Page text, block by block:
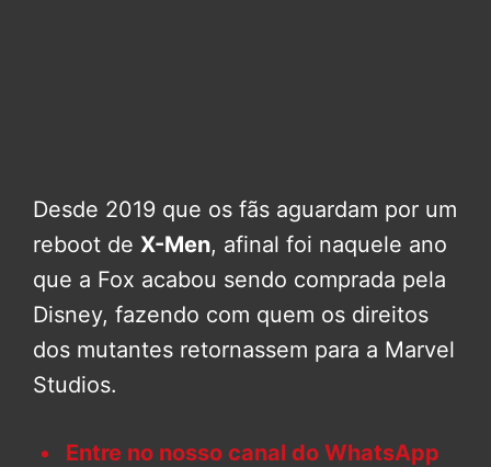
Desde 2019 que os fãs aguardam por um
reboot de X-Men, afinal foi naquele ano
que a Fox acabou sendo comprada pela
Disney, fazendo com quem os direitos
dos mutantes retornassem para a Marvel
Studios.
Entre no nosso canal do WhatsApp